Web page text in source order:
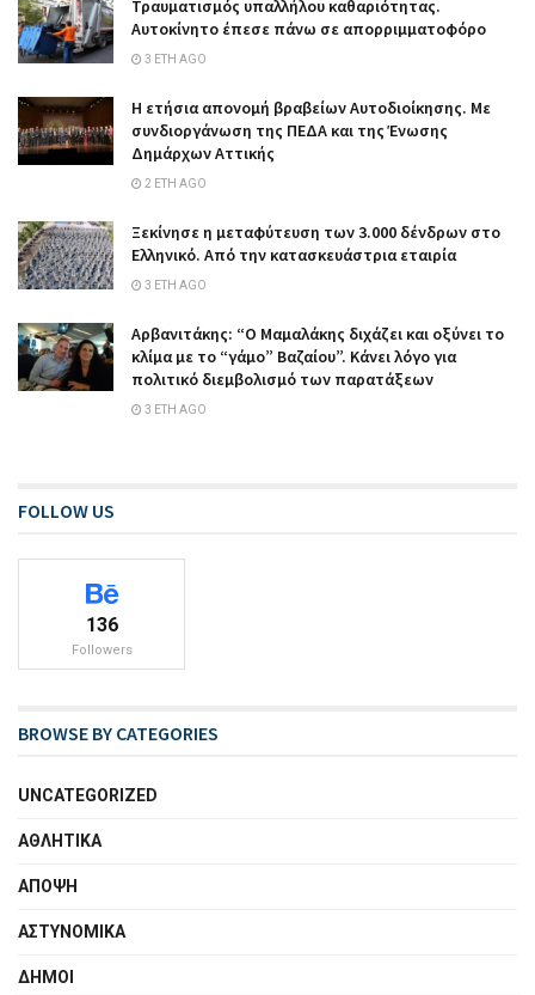
Τραυματισμός υπαλλήλου καθαριότητας.
Αυτοκίνητο έπεσε πάνω σε απορριμματοφόρο
3 ΈΤΗ AGO
Η ετήσια απονομή βραβείων Αυτοδιοίκησης. Με
συνδιοργάνωση της ΠΕΔΑ και της Ένωσης
Δημάρχων Αττικής
2 ΈΤΗ AGO
Ξεκίνησε η μεταφύτευση των 3.000 δένδρων στο
Ελληνικό. Από την κατασκευάστρια εταιρία
3 ΈΤΗ AGO
Αρβανιτάκης: “Ο Μαμαλάκης διχάζει και οξύνει το
κλίμα με το “γάμο” Βαζαίου”. Κάνει λόγο για
πολιτικό διεμβολισμό των παρατάξεων
3 ΈΤΗ AGO
FOLLOW US
136
Followers
BROWSE BY CATEGORIES
UNCATEGORIZED
ΑΘΛΗΤΙΚΑ
ΑΠΟΨΗ
ΑΣΤΥΝΟΜΙΚΑ
ΔΗΜΟΙ